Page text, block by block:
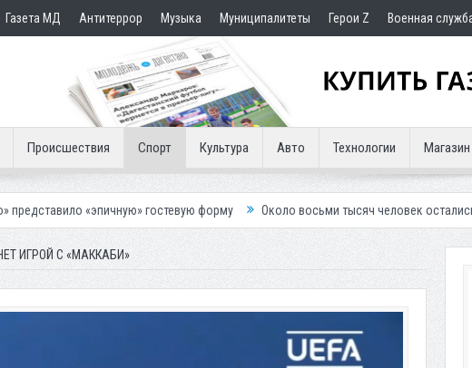
Газета МД Антитеррор Музыка Муниципалитеты Герои Z Военная
Происшествия Спорт Культура Авто Технологии
гостевую форму Около восьми тысяч человек остались без света в
ИГРОЙ С «МАККАБИ»